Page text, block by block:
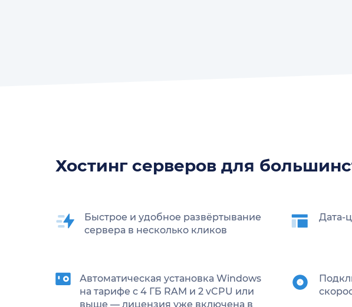
Хостинг серверов для
Быстрое и удобное развёртывание
сервера в несколько кликов
Дата-
Автоматическая установка Windows
на тарифе с 4 ГБ RAM и 2 vCPU или
выше — лицензия уже включена в